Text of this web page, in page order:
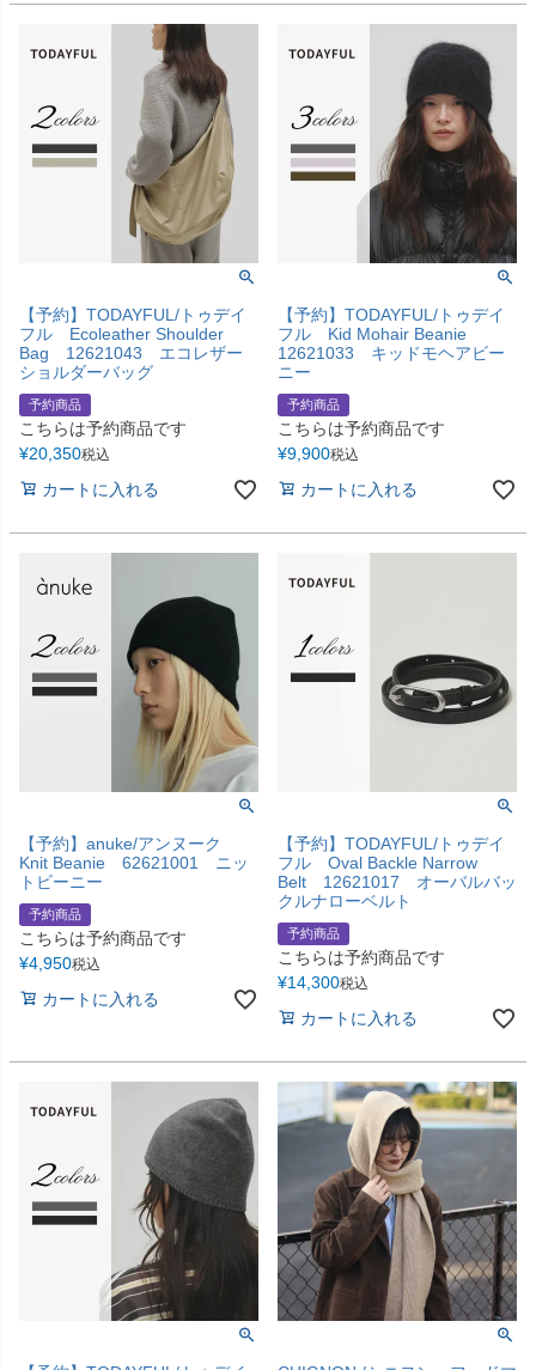
【予約】TODAYFUL/トゥデイ
フル Ecoleather Shoulder
Bag 12621043 エコレザー
ショルダーバッグ
予約商品
こちらは予約商品です
¥20,350税込
カートに入れる
【予約】TODAYFUL/トゥデイ
フル Kid Mohair Beanie
12621033 キッドモヘアビー
ニー
予約商品
こちらは予約商品です
¥9,900税込
カートに入れる
【予約】anuke/アンヌーク
Knit Beanie 62621001 ニッ
トビーニー
予約商品
こちらは予約商品です
¥4,950税込
カートに入れる
【予約】TODAYFUL/トゥデイ
フル Oval Backle Narrow
Belt 12621017 オーバルバッ
クルナローベルト
予約商品
こちらは予約商品です
¥14,300税込
カートに入れる